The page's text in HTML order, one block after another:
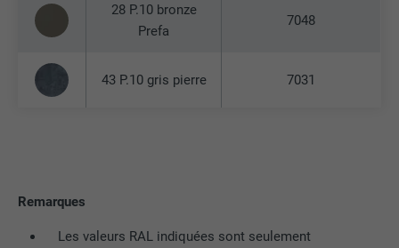
28 P.10 bronze
Prefa
7048
43 P.10 gris pierre 7031
Remarques
Les valeurs RAL indiquées sont seulement